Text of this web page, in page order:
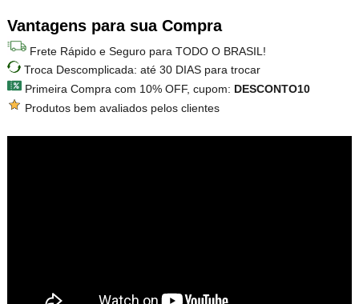
Vantagens para sua Compra
Frete Rápido e Seguro para TODO O BRASIL!
Troca Descomplicada: até 30 DIAS para trocar
Primeira Compra com 10% OFF, cupom: DESCONTO10
Produtos bem avaliados pelos clientes